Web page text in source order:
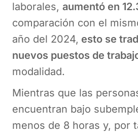
laborales, aumentó en
comparación con el
año del 2024, esto se
nuevos puestos de
modalidad.
Mientras que las
encuentran bajo
menos de 8 horas y, por